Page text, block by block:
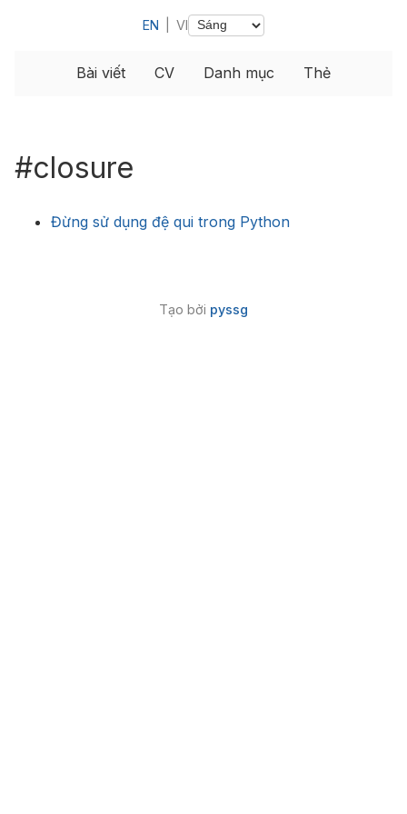
EN VI
Bài viết CV Danh mục Thẻ
#closure
Đừng sử dụng đệ qui trong Python
Tạo bởi pyssg